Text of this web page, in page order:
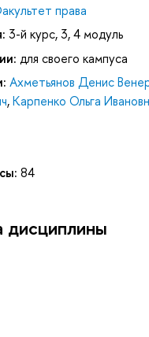
права
3-й курс, 3, 4 модуль
для своего кампуса
Ахметьянов Денис
,Карпенко Ольга
84